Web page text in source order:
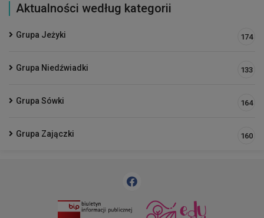
Aktualności według kategorii
Grupa Jeżyki 174
Grupa Niedźwiadki 133
Grupa Sówki 164
Grupa Zajączki 160